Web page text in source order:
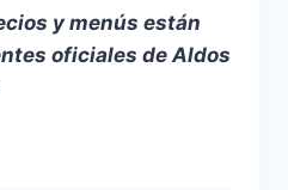
y menús están
oficiales de Aldos